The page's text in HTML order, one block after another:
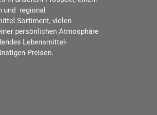
und regional
Sortiment, vielen
persönlichen Atmosphäre
Lebensmittel-
Preisen.